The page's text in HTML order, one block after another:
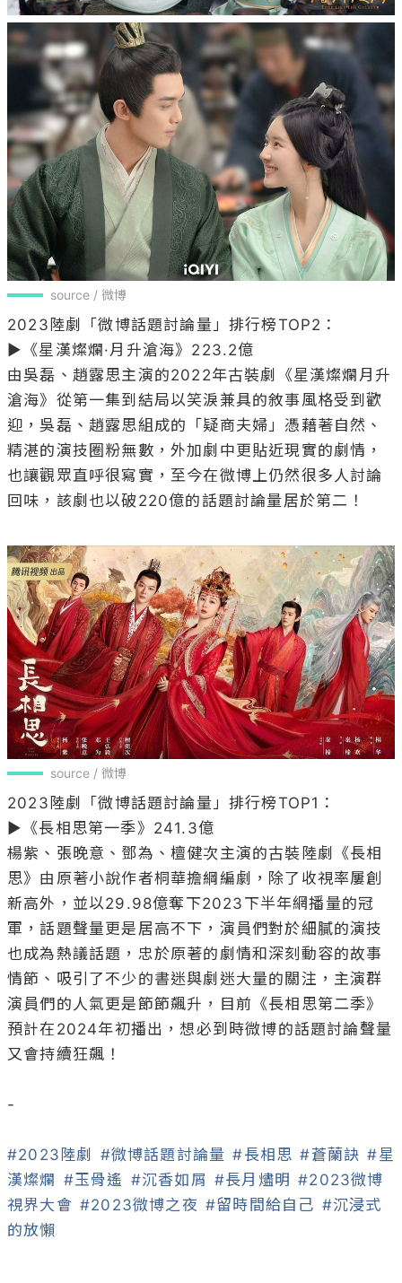
source / 微博
2023陸劇「微博話題討論量」排行榜TOP2：
▶《星漢燦爛·月升滄海》223.2億
由吳磊、趙露思主演的2022年古裝劇《星漢燦爛月升
滄海》從第一集到結局以笑淚兼具的敘事風格受到歡
迎，吳磊、趙露思組成的「疑商夫婦」憑藉著自然、
精湛的演技圈粉無數，外加劇中更貼近現實的劇情，
也讓觀眾直呼很寫實，至今在微博上仍然很多人討論
回味，該劇也以破220億的話題討論量居於第二！
source / 微博
2023陸劇「微博話題討論量」排行榜TOP1：
▶《長相思第一季》241.3億
楊紫、張晚意、鄧為、檀健次主演的古裝陸劇《長相
思》由原著小說作者桐華擔綱編劇，除了收視率屢創
新高外，並以29.98億奪下2023下半年網播量的冠
軍，話題聲量更是居高不下，演員們對於細膩的演技
也成為熱議話題，忠於原著的劇情和深刻動容的故事
情節、吸引了不少的書迷與劇迷大量的關注，主演群
演員們的人氣更是節節飆升，目前《長相思第二季》
預計在2024年初播出，想必到時微博的話題討論聲量
又會持續狂飆！
-
#2023陸劇 #微博話題討論量 #長相思 #蒼蘭訣 #星
漢燦爛 #玉骨遙 #沉香如屑 #長月燼明 #2023微博
視界大會 #2023微博之夜 #留時間給自己 #沉浸式
的放懶